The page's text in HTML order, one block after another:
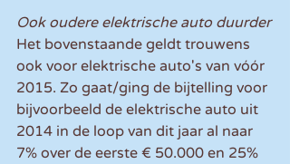
Ook oudere elektrische auto duurder
Het bovenstaande geldt trouwens
ook voor elektrische auto's van vóór
2015. Zo gaat/ging de bijtelling voor
bijvoorbeeld de elektrische auto uit
2014 in de loop van dit jaar al naar
7% over de eerste € 50.000 en 25%